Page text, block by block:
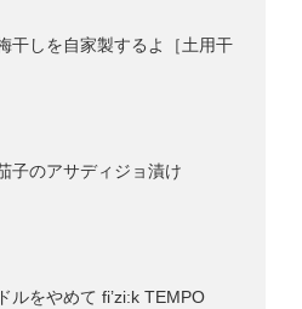
干しを自家製するよ［土用干
子のアサディジョ漬け
ルをやめて fi’zi:k TEMPO